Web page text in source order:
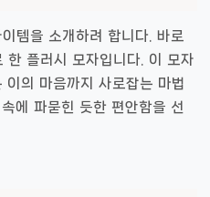
템을 소개하려 합니다. 바로
플러시 모자입니다. 이 모자
의 마음까지 사로잡는 마법
에 파묻힌 듯한 편안함을 선